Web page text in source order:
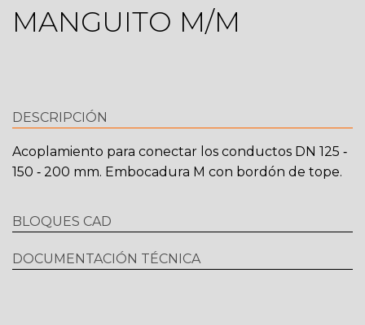
MANGUITO M/M
DESCRIPCIÓN
Acoplamiento para conectar los conductos DN 125 ‐
150 ‐ 200 mm. Embocadura M con bordón de tope.
BLOQUES CAD
DOCUMENTACIÓN TÉCNICA